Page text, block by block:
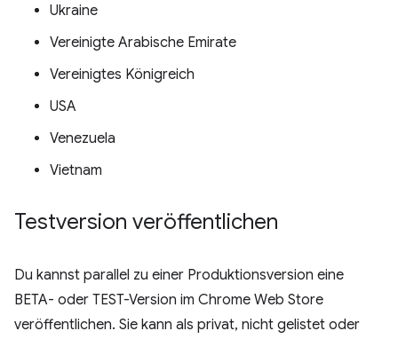
Ukraine
Vereinigte Arabische Emirate
Vereinigtes Königreich
USA
Venezuela
Vietnam
Testversion veröffentlichen
Du kannst parallel zu einer Produktionsversion eine
BETA- oder TEST-Version im Chrome Web Store
veröffentlichen. Sie kann als privat, nicht gelistet oder